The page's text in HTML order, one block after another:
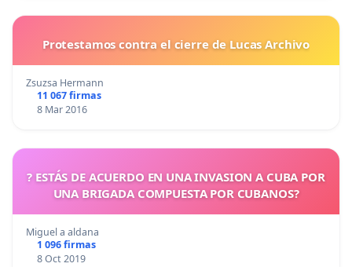
Protestamos contra el cierre de Lucas Archivo
Zsuzsa Hermann
11 067 firmas
8 Mar 2016
? ESTÁS DE ACUERDO EN UNA INVASION A CUBA POR
UNA BRIGADA COMPUESTA POR CUBANOS?
Miguel a aldana
1 096 firmas
8 Oct 2019